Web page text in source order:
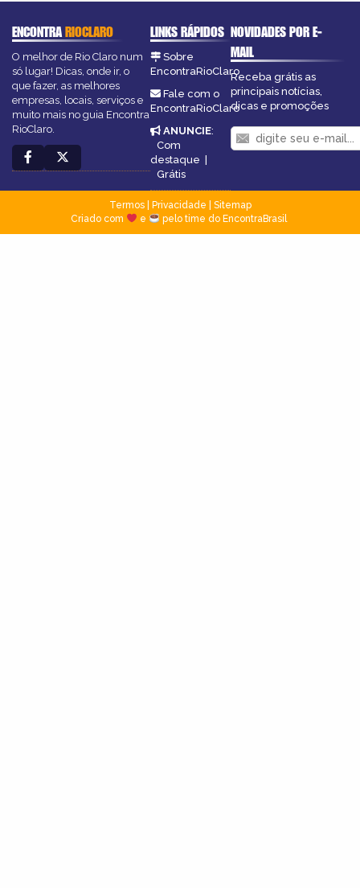
ENCONTRARIOCLARO
O melhor de Rio Claro num
só lugar! Dicas, onde ir, o
que fazer, as melhores
empresas, locais, serviços e
muito mais no guia Encontra
RioClaro.
LINKS RÁPIDOS
Sobre
EncontraRioClaro
Fale com o
EncontraRioClaro
ANUNCIE:
Com
destaque |
Grátis
NOVIDADES POR E-
MAIL
Receba grátis as
principais notícias,
dicas e promoções
Termos| Privacidade
Sitemap
Criado com
e pelo time do EncontraBrasil